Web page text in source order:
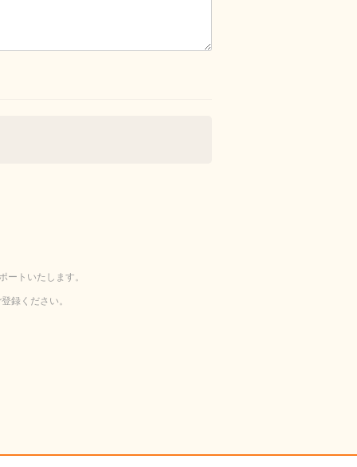
トいたします。
録ください。